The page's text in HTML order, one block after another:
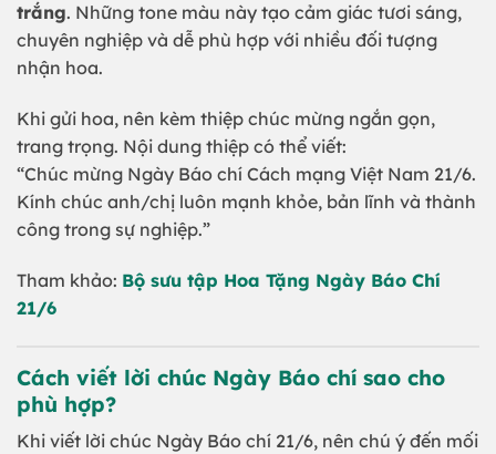
trắng. Những tone màu này tạo cảm giác tươi sáng,
chuyên nghiệp và dễ phù hợp với nhiều đối tượng
nhận hoa.
Khi gửi hoa, nên kèm thiệp chúc mừng ngắn gọn,
trang trọng. Nội dung thiệp có thể viết:
“Chúc mừng Ngày Báo chí Cách mạng Việt Nam 21/6.
Kính chúc anh/chị luôn mạnh khỏe, bản lĩnh và thành
công trong sự nghiệp.”
Tham khảo: Bộ sưu tập Hoa Tặng Ngày Báo Chí
21/6
Cách viết lời chúc Ngày Báo chí sao cho
phù hợp?
Khi viết lời chúc Ngày Báo chí 21/6, nên chú ý đến mối